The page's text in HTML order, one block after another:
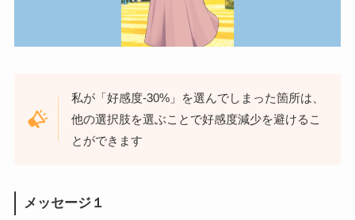
私が「好感度-30%」を選んでしまった箇所は、
他の選択肢を選ぶことで好感度減少を避けるこ
とができます
メッセージ１